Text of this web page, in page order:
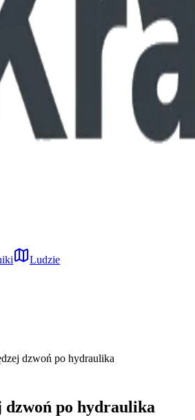
Ludzie
dzwoń po hydraulika
po hydraulika